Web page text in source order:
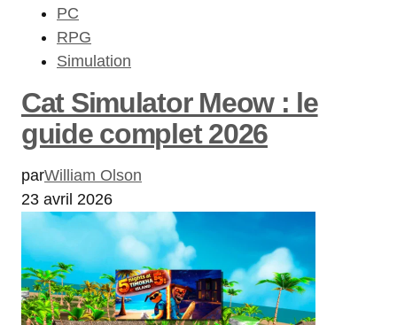
PC
RPG
Simulation
Cat Simulator Meow : le
guide complet 2026
parWilliam Olson
23 avril 2026